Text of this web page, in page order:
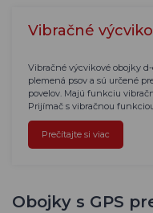
Vibračné
Vibračné výcvikové obojky
plemená psov a sú určené
povelov. Majú funkciu
Prijímač s vibračnou
Prečítajte si viac
Obojky s GPS